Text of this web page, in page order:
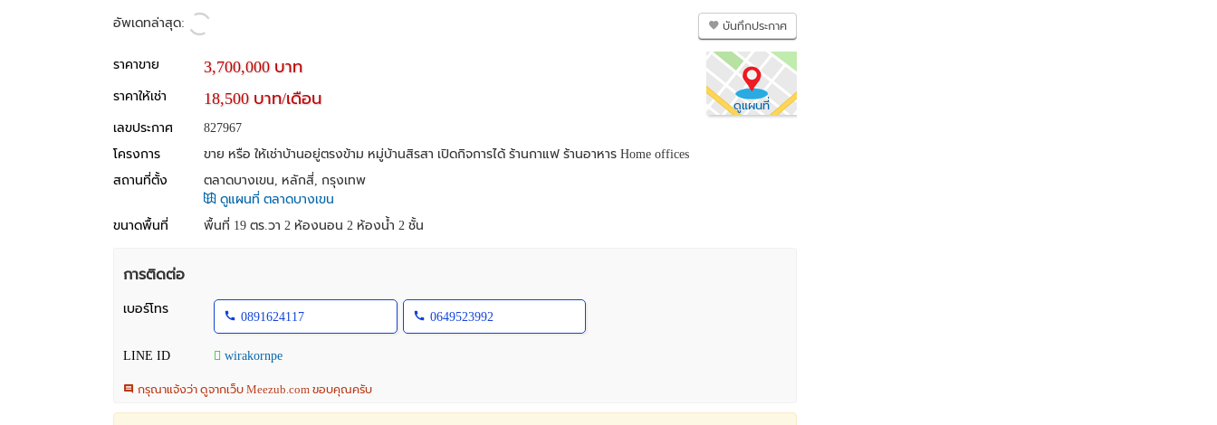
อัพเดทล่าสุด: บันทึกประกาศ
ดูแผนที่
ราคาขาย 3,700,000 บาท
ราคาให้เช่า 18,500 บาท/เดือน
เลขประกาศ
827967
โครงการ
ขาย หรือ ให้เช่าบ้านอยู่ตรงข้าม หมู่บ้านสิรสา เปิดกิจการได้ ร้านกาแฟ ร้านอาหาร Home offices
สถานที่ตั้ง
ตลาดบางเขน, หลักสี่, กรุงเทพ
ดูแผนที่ ตลาดบางเขน
ขนาดพื้นที่
พื้นที่ 19 ตร.วา 2 ห้องนอน 2 ห้องน้ำ 2 ชั้น
การติดต่อ
เบอร์โทร
0891624117 0649523992
LINE ID wirakornpe
กรุณาแจ้งว่า ดูจากเว็บ Meezub.com ขอบคุณครับ